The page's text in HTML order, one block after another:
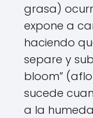
grasa)
expone a
haciendo
separe y
bloom”
sucede
a la